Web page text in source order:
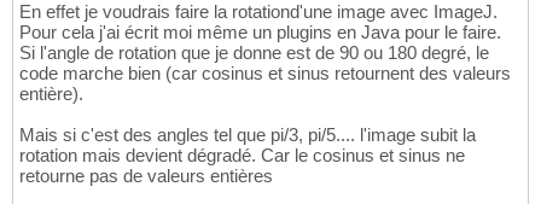
En effet je voudrais faire la rotationd'une image avec ImageJ.
Pour cela j'ai écrit moi même un plugins en Java pour le faire.
Si l'angle de rotation que je donne est de 90 ou 180 degré, le
code marche bien (car cosinus et sinus retournent des valeurs
entière).
Mais si c'est des angles tel que pi/3, pi/5.... l'image subit la
rotation mais devient dégradé. Car le cosinus et sinus ne
retourne pas de valeurs entières